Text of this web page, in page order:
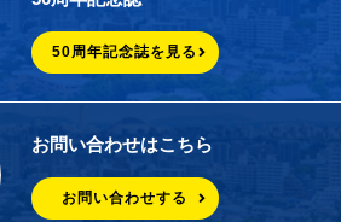
50周年記念誌を見る
お問い合わせはこちら
お問い合わせする